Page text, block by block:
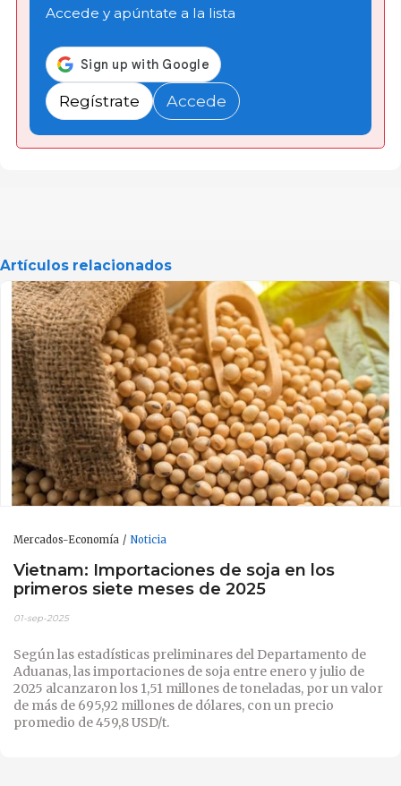
Accede y apúntate a la lista
Regístrate Accede
Artículos relacionados
Mercados-Economía Noticia
Vietnam: Importaciones de soja en los
primeros siete meses de 2025
01-sep-2025
Según las estadísticas preliminares del Departamento de
Aduanas, las importaciones de soja entre enero y julio de
2025 alcanzaron los 1,51 millones de toneladas, por un valor
de más de 695,92 millones de dólares, con un precio
promedio de 459,8 USD/t.